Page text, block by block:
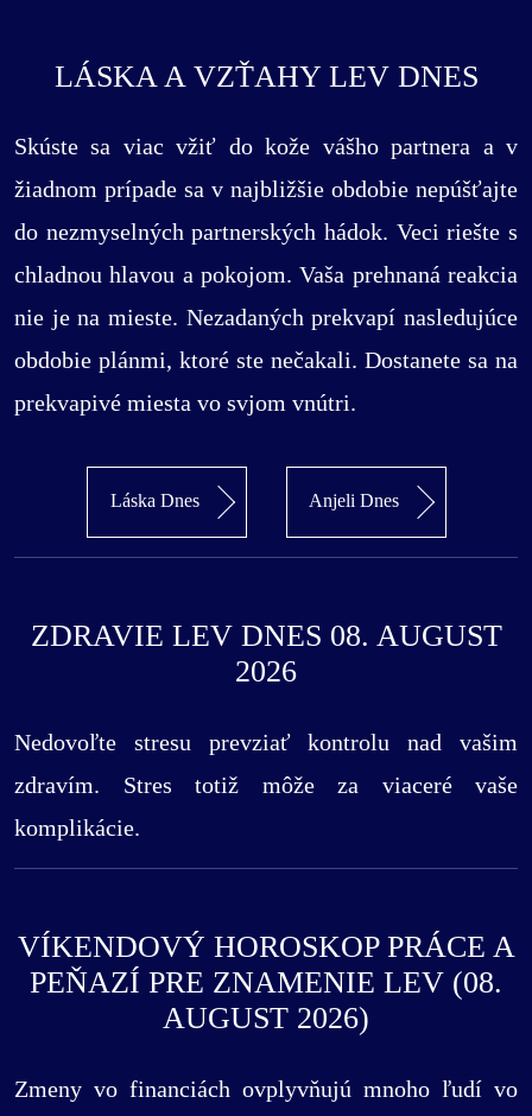
LÁSKA A VZŤAHY LEV DNES
Skúste sa viac vžiť do kože vášho partnera a v
žiadnom prípade sa v najbližšie obdobie nepúšťajte
do nezmyselných partnerských hádok. Veci riešte s
chladnou hlavou a pokojom. Vaša prehnaná reakcia
nie je na mieste. Nezadaných prekvapí nasledujúce
obdobie plánmi, ktoré ste nečakali. Dostanete sa na
prekvapivé miesta vo svjom vnútri.
Láska Dnes Anjeli Dnes
ZDRAVIE LEV DNES 08. AUGUST
2026
Nedovoľte stresu prevziať kontrolu nad vašim
zdravím. Stres totiž môže za viaceré vaše
komplikácie.
VÍKENDOVÝ HOROSKOP PRÁCE A
PEŇAZÍ PRE ZNAMENIE LEV (08.
AUGUST 2026)
Zmeny vo financiách ovplyvňujú mnoho ľudí vo